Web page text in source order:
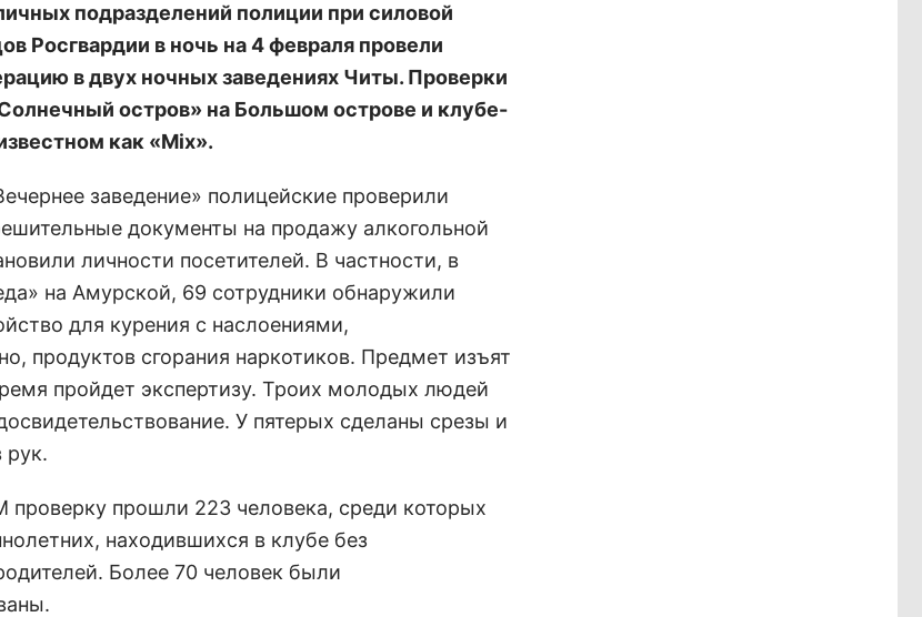
подразделений полиции при силовой
Росгвардии в ночь на 4 февраля провели
в двух ночных заведениях Читы. Проверки
остров» на Большом острове и клубе-
как «Mix».
заведение» полицейские проверили
документы на продажу алкогольной
личности посетителей. В частности, в
на Амурской, 69 сотрудники обнаружили
для курения с наслоениями,
продуктов сгорания наркотиков. Предмет изъят
пройдет экспертизу. Троих молодых людей
У пятерых сделаны срезы и
рук.
проверку прошли 223 человека, среди которых
находившихся в клубе без
Более 70 человек были